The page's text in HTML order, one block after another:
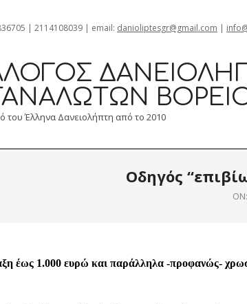
| 2114108039 | email: danioliptesgr@gmail.com |
του Έλληνα Δανειολήπτη από το 2010
Οδηγός
ON:
έως 1.000 ευρώ και παράλληλα -προφανώς-